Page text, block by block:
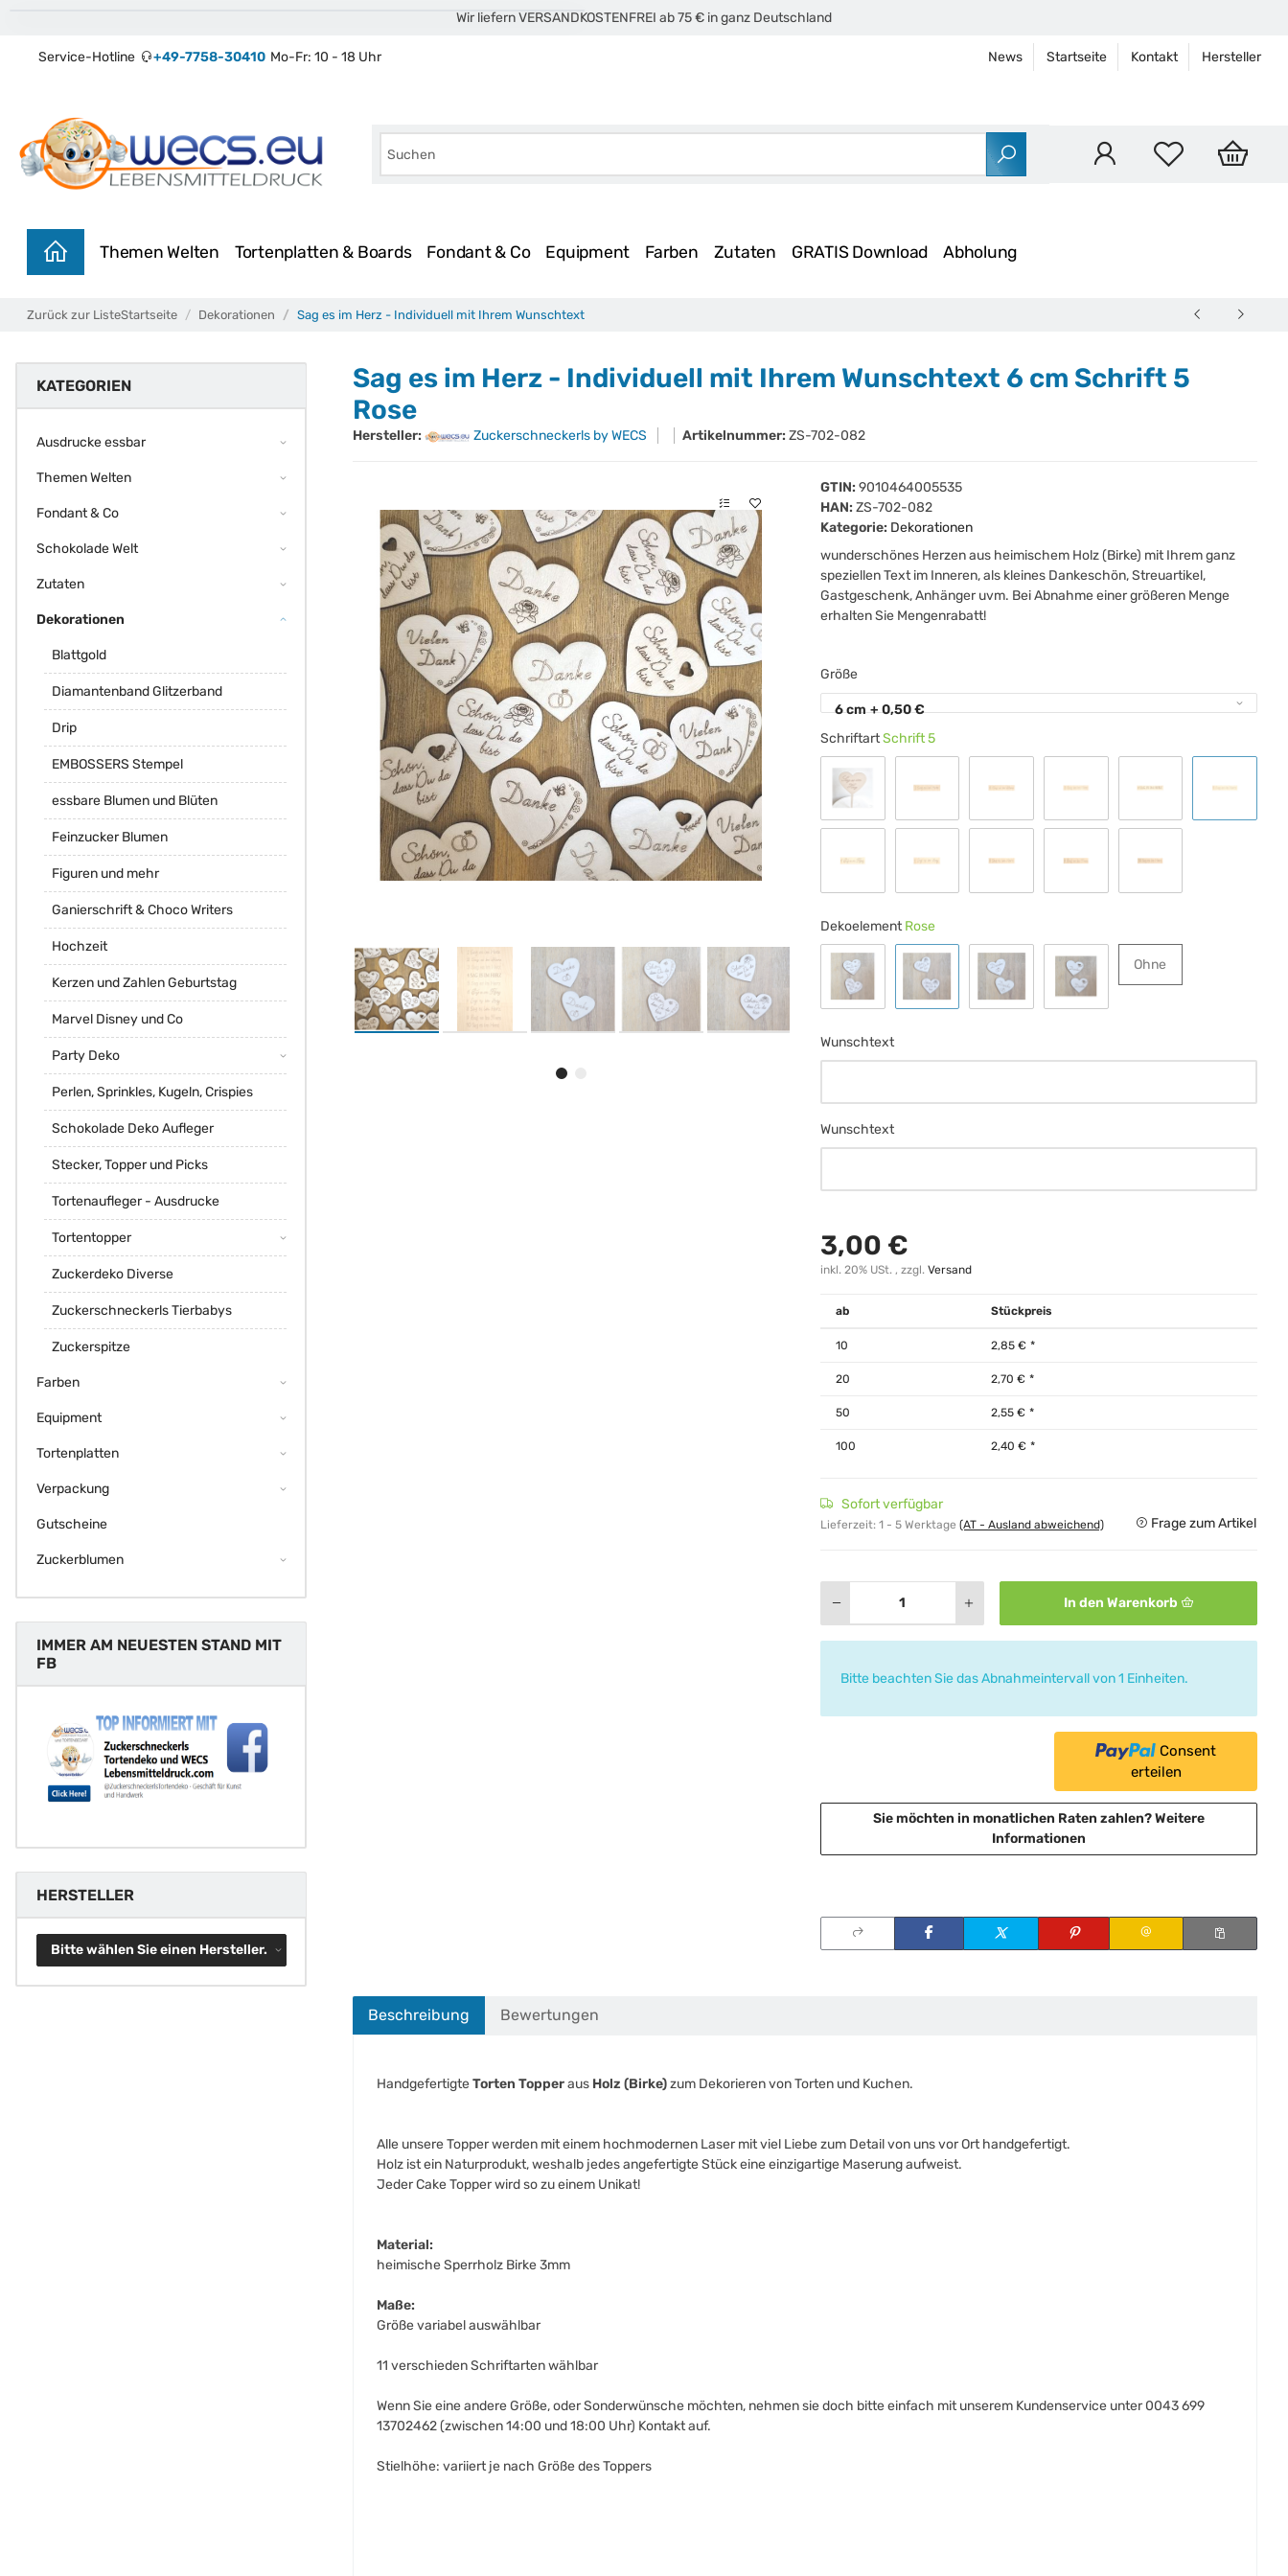
Wir liefern VERSANDKOSTENFREI ab 75 € in ganz Deutschland
News Startseite Kontakt Hersteller
Service-Hotline +49-7758-30410 Mo-Fr: 10 - 18 Uhr
Themen Welten Tortenplatten & Boards Fondant & Co Equipment Farben Zutaten GRATIS Download Abholung
Zurück zur ListeStartseite Dekorationen Sag es im Herz - Individuell mit Ihrem Wunschtext
Sag es im Herz - Individuell mit Ihrem Wunschtext 6 cm Schrift 5
Rose
Hersteller: Zuckerschneckerls by WECS Artikelnummer: ZS-702-082
GTIN: 9010464005535
HAN: ZS-702-082
Kategorie: Dekorationen
wunderschönes Herzen aus heimischem Holz (Birke) mit Ihrem ganz
speziellen Text im Inneren, als kleines Dankeschön, Streuartikel,
Gastgeschenk, Anhänger uvm. Bei Abnahme einer größeren Menge
erhalten Sie Mengenrabatt!
Größe
6 cm + 0,50 €
SchriftartSchrift 5
Standard 00Schrift 1 Schrift 2 Schrift 3 Schrift 4
DekoelementRose
Ohne
Wunschtext
Wunschtext
3,00 €
inkl. 20% USt. , zzgl. Versand
ab Stückpreis
10 2,85 € *
20 2,70 € *
50 2,55 € *
100 2,40 € *
Sofort verfügbar
Lieferzeit: 1 - 5 Werktage (AT - Ausland abweichend) Frage zum Artikel
In den Warenkorb
Bitte beachten Sie das Abnahmeintervall von 1 Einheiten.
Consent
erteilen
Sie möchten in monatlichen Raten zahlen?Weitere
Informationen
Beschreibung Bewertungen
HandgefertigteTorten Topperaus Holz (Birke)zum Dekorieren von Torten und Kuchen.
Alle unsere Topper werden mit einem hochmodernen Laser mit viel Liebe zum Detail von uns vor Ort handgefertigt.
Holz ist ein Naturprodukt, weshalb jedes angefertigte Stück eine einzigartige Maserung aufweist.
Jeder Cake Topper wird so zu einem Unikat!
Material:
heimische Sperrholz Birke 3mm
Maße:
Größe variabel auswählbar
11 verschieden Schriftarten wählbar
Wenn Sie eine andere Größe, oder Sonderwünsche möchten, nehmen sie doch bitte einfach mit unserem Kundenservice unter 0043 699
13702462 (zwischen 14:00 und 18:00 Uhr) Kontakt auf.
Stielhöhe: variiert je nach Größe des Toppers
KATEGORIEN
Ausdrucke essbar
Themen Welten
Fondant & Co
Schokolade Welt
Zutaten
Dekorationen
Blattgold
Diamantenband Glitzerband
Drip
EMBOSSERS Stempel
essbare Blumen und Blüten
Feinzucker Blumen
Figuren und mehr
Ganierschrift & Choco Writers
Hochzeit
Kerzen und Zahlen Geburtstag
Marvel Disney und Co
Party Deko
Perlen, Sprinkles, Kugeln, Crispies
Schokolade Deko Aufleger
Stecker, Topper und Picks
Tortenaufleger - Ausdrucke
Tortentopper
Zuckerdeko Diverse
Zuckerschneckerls Tierbabys
Zuckerspitze
Farben
Equipment
Tortenplatten
Verpackung
Gutscheine
Zuckerblumen
IMMER AM NEUESTEN STAND MIT
FB
HERSTELLER
Bitte wählen Sie einen Hersteller.